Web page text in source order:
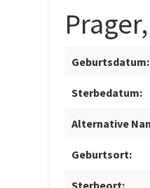
Geburtsdatum:
Sterbedatum:
Alternative
Geburtsort:
Sterbeort: